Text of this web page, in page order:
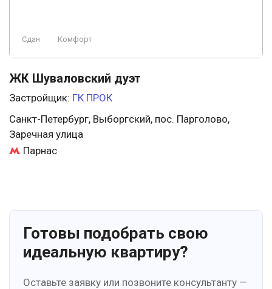
Сдан Комфорт
ЖК Шуваловский дуэт
Застройщик: ГК ПРОК
Санкт-Петербург, Выборгский, пос. Парголово,
Заречная улица
Парнас
Готовы подобрать свою
идеальную квартиру?
Оставьте заявку или позвоните консультанту —